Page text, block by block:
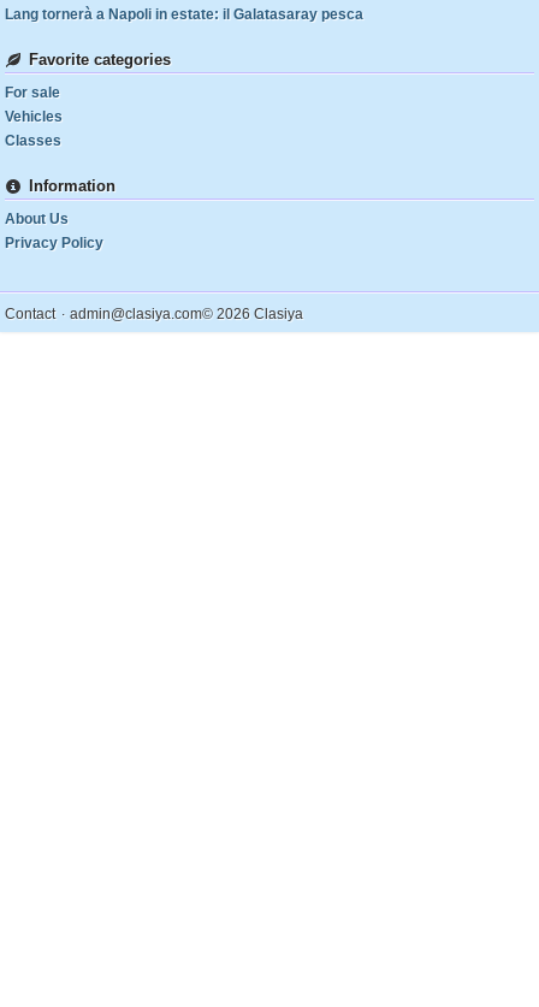
Lang tornerà a Napoli in estate: il Galatasaray pesca
Favorite categories
For sale
Vehicles
Classes
Information
About Us
Privacy Policy
Contact . admin@clasiya.com© 2026 Clasiya